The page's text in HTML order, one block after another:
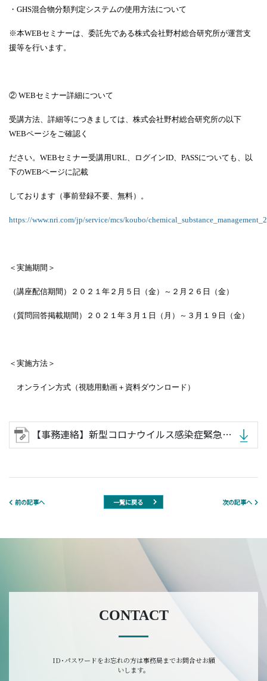
・ GHS混合物分類判定システムの使用方法について
※本WEBセミナーは、委託先である株式会社野村総合研究所が運営支
援等を行います。
② WEBセミナー詳細について
受講方法、詳細等につきましては、株式会社野村総合研究所の以下
WEBページをご確認く
ださい。 WEBセミナー受講用URL、ログインID、 PASSについても、以
下のWEBページに記載
しております（事前登録不要、無料）。
https://www.nri.com/jp/service/mcs/koubo/
＜実施期間＞
（講座配信期間）２０２１年２月５日（金）～２月２６日（金）
（質問回答掲載期間）２０２１年３月１日（月）～３月１９日（金）
＜実施方法＞
オンライン方式（視聴用動画＋資料ダウンロード）
【事務連絡】新型コロナウイルス感染症緊急事態宣言の期間延長及び区域変更について他.zip
前の記事へ 一覧に戻る 次の記事へ
CONTACT
ID･パスワードをお忘れの方は事務局までお問合せお願
いします。